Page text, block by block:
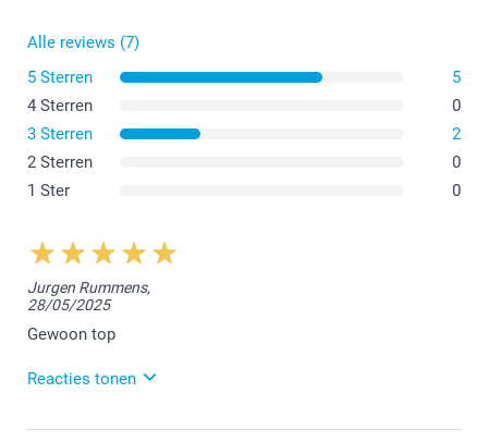
Alle reviews (7)
5 Sterren
5
4 Sterren
0
3 Sterren
2
2 Sterren
0
1 Ster
0
Jurgen Rummens,
28/05/2025
Gewoon top
Reacties tonen
3/06/2025